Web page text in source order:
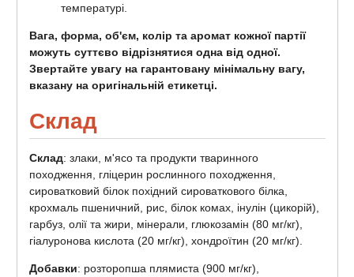
температурі.
Вага, форма, об'єм, колір та аромат кожної партії
можуть суттєво відрізнятися одна від одної.
Звертайте увагу на гарантовану мінімальну вагу,
вказану на оригінальній етикетці.
Склад
Склад: злаки, м'ясо та продукти тваринного
походження, гліцерин рослинного походження,
сироватковий білок похідний сироваткового білка,
крохмаль пшеничний, рис, білок комах, інулін (цикорій),
гарбуз, олії та жири, мінерали, глюкозамін (80 мг/кг),
гіалуронова кислота (20 мг/кг), хондроїтин (20 мг/кг).
Добавки: розторопша плямиста (900 мг/кг),